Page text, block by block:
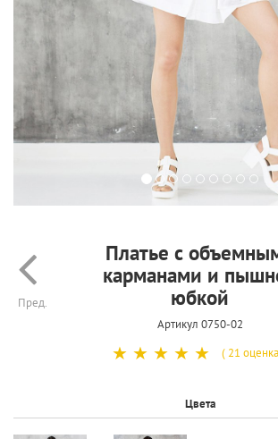
Пред.
Платье с
карманами и
юбкой
Артикул 0750-02
☆
☆
☆
☆
☆ ( 21
Цвета